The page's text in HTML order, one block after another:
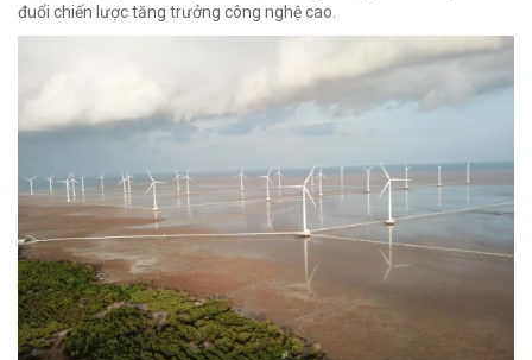
đuổi chiến lược tăng trưởng công nghệ cao.